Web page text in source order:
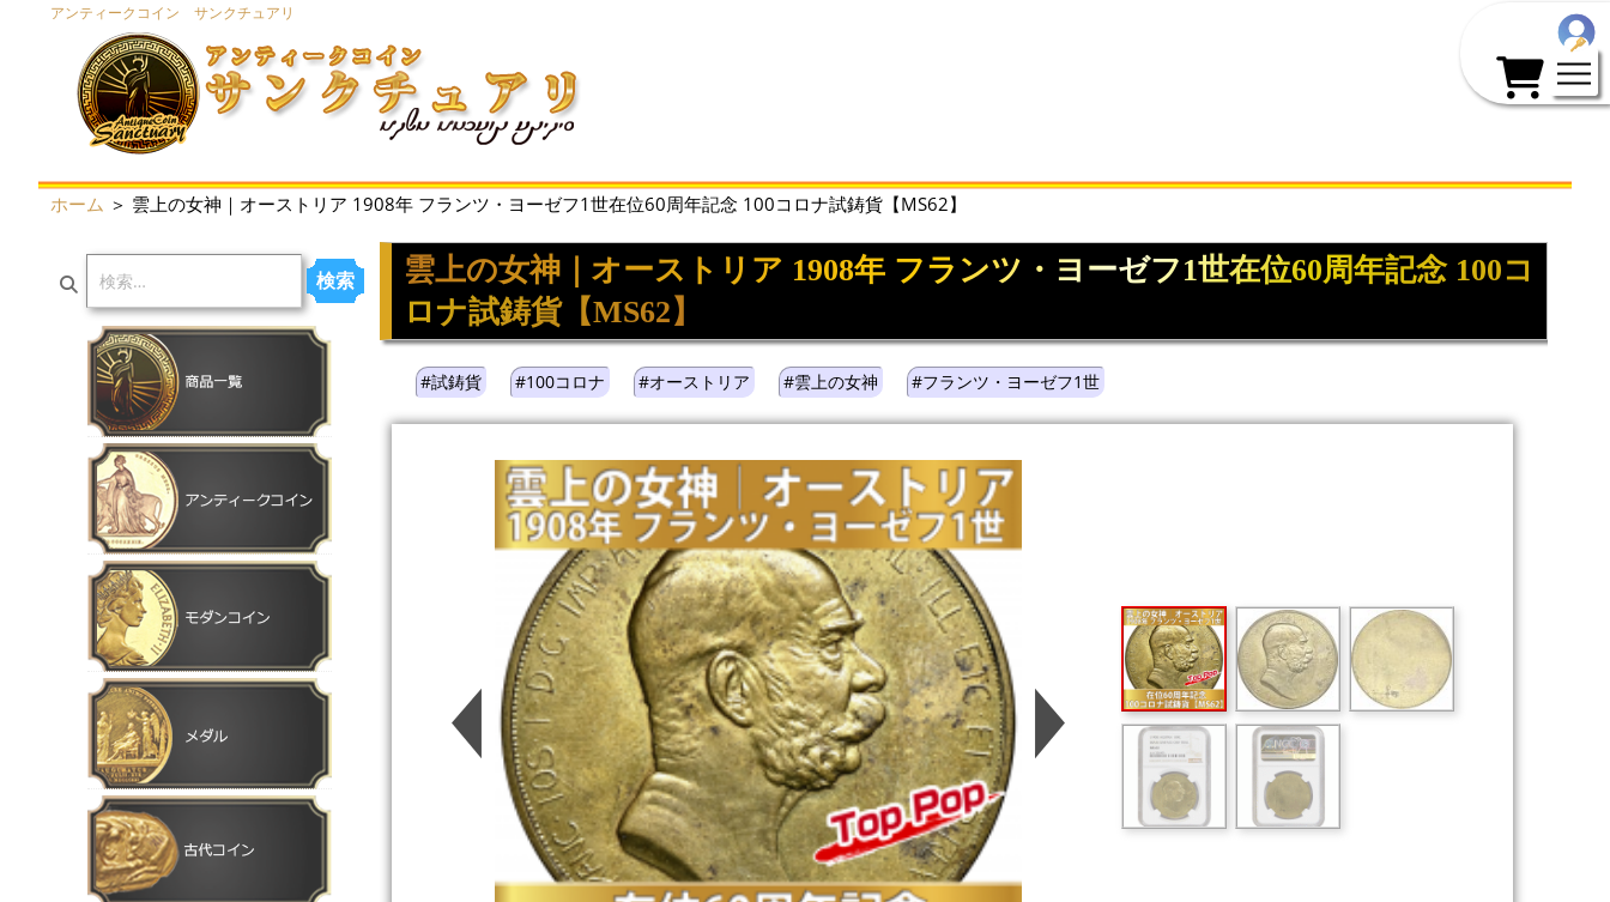
アンティークコイン サンクチュアリ
ホーム ＞ 雲上の女神｜オーストリア 1908年 フランツ・ヨーゼフ1世在位60周年記念 100コロナ試鋳貨【MS62】
検索
雲上の女神｜オーストリア 1908年 フランツ・ヨーゼフ1世在位60周年記念 100コ
ロナ試鋳貨【MS62】
#試鋳貨 #100コロナ #オーストリア #雲上の女神 #フランツ・ヨーゼフ1世